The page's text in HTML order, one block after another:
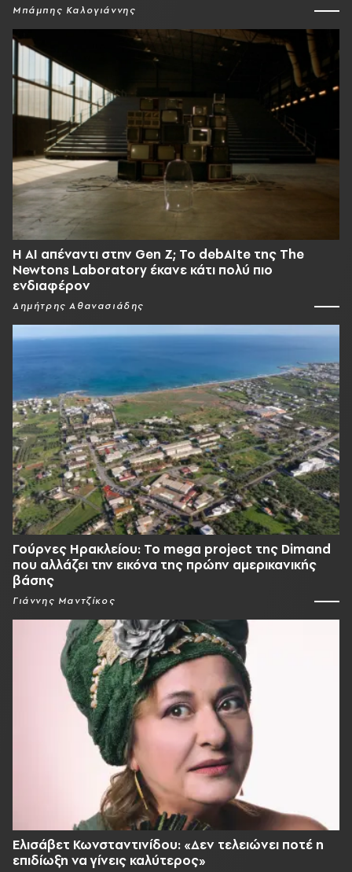
Μπάμπης Καλογιάννης
Η AI απέναντι στην Gen Z; Το debAIte της The
Newtons Laboratory έκανε κάτι πολύ πιο
ενδιαφέρον
Δημήτρης Αθανασιάδης
Γούρνες Ηρακλείου: To mega project της Dimand
που αλλάζει την εικόνα της πρώην αμερικανικής
βάσης
Γιάννης Μαντζίκος
Ελισάβετ Κωνσταντινίδου: «Δεν τελειώνει ποτέ η
επιδίωξη να γίνεις καλύτερος»